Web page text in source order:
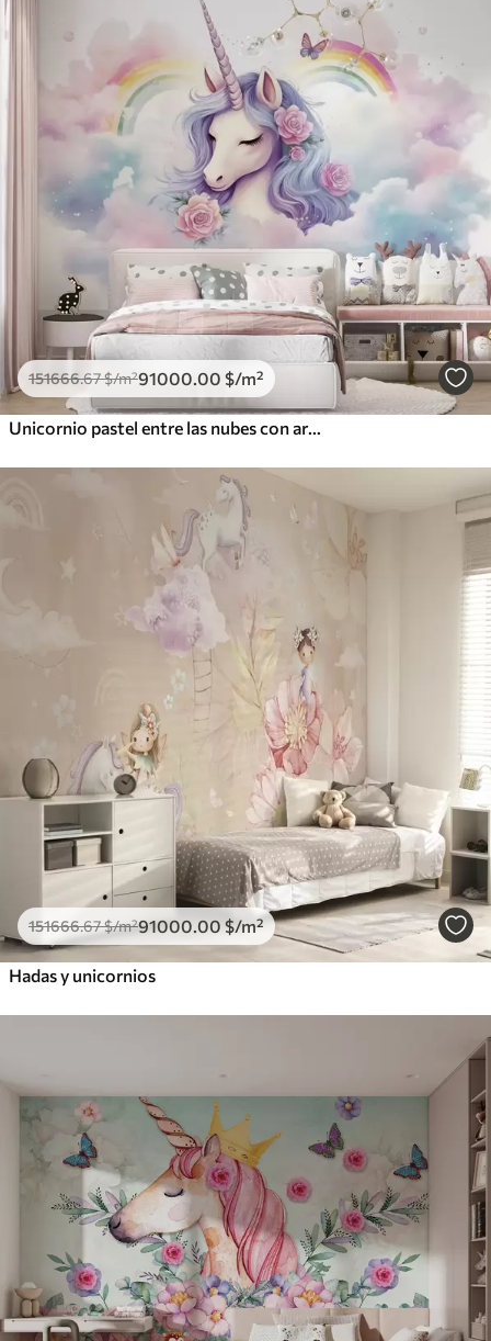
151666.67$/m²91000 .00 $/m²
151666.67$/m²91000 .00 $/m²
Hadas y unicornios